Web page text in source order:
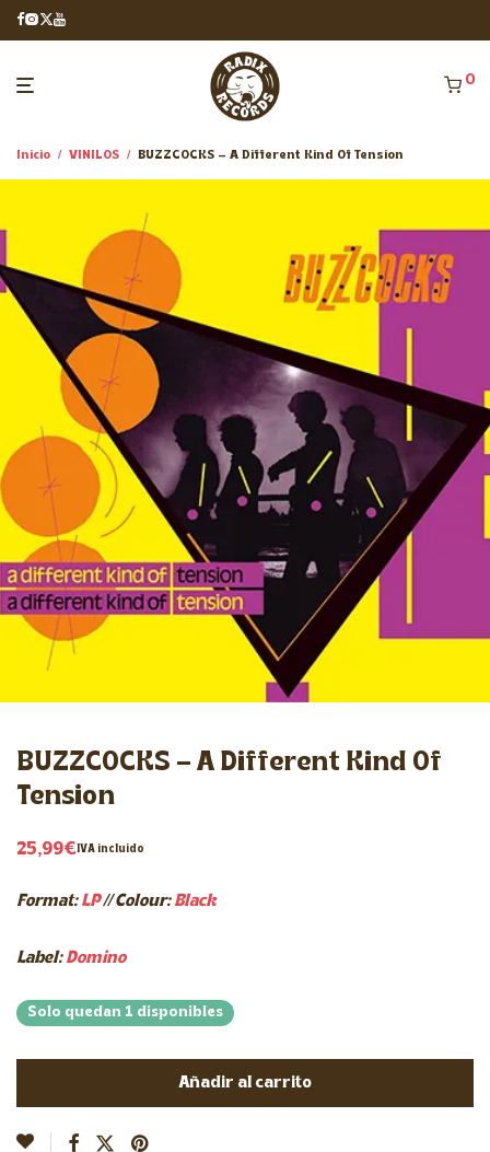
0
Inicio / VINILOS / BUZZCOCKS – A Different Kind Of Tension
BUZZCOCKS – A Different Kind Of
Tension
25,99€IVA incluido
Format:LP//Colour:Black
Label:Domino
Solo quedan 1 disponibles
Añadir al carrito